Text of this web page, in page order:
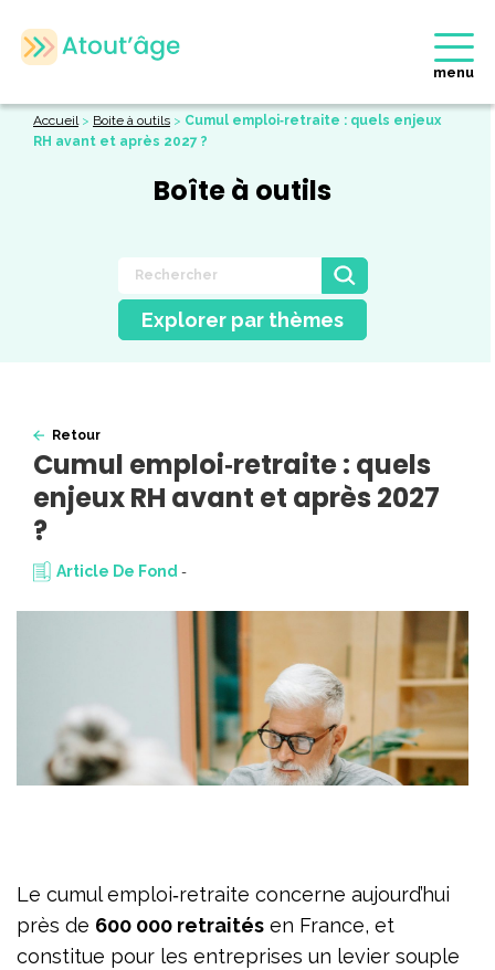
menu
Accueil> Boite à outils > Cumul emploi‑retraite : quels enjeux
RH avant et après 2027 ?
Boîte à outils
Explorer par thèmes
Retour
Cumul emploi‑retraite : quels
enjeux RH avant et après 2027
?
Article De Fond -
Le cumul emploi‑retraite concerne aujourd’hui
près de 600 000 retraités en France, et
constitue pour les entreprises un levier souple